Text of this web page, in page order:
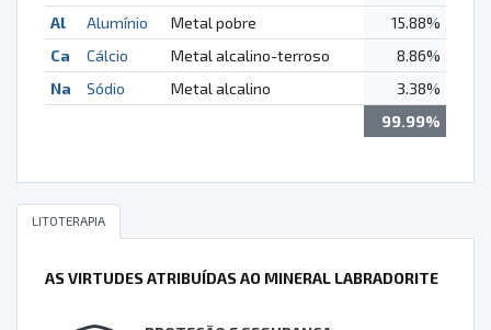
Al
Alumínio Metal pobre
15.88%
Ca
Cálcio Metal alcalino-terroso
8.86%
Na
Sódio Metal alcalino
3.38%
99.99%
LITOTERAPIA
AS VIRTUDES ATRIBUÍDAS AO MINERAL LABRADORITE